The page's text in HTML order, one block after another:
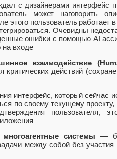
с дизайнерами интерфейс
может наговорить
этого пользователь
Очевидны
ошибки с помощью AI
на входе
взаимодействие
критических действий
интерфейс, который сейчас
по своему текущему
пользователя,
системы —
между собой без участия